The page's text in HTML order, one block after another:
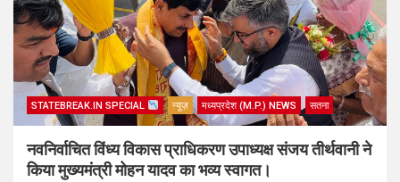
STATEBREAK.IN SPECIAL न्यूज़ मध्यप्रदेश (M.P.) NEWS सतना
नवनिर्वाचित विंध्य विकास प्राधिकरण उपाध्यक्ष संजय तीर्थवानी ने
किया मुख्यमंत्री मोहन यादव का भव्य स्वागत।